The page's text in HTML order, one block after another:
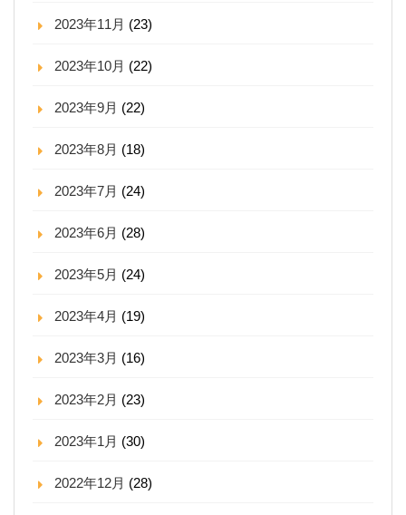
2023年11月 (23)
2023年10月 (22)
2023年9月 (22)
2023年8月 (18)
2023年7月 (24)
2023年6月 (28)
2023年5月 (24)
2023年4月 (19)
2023年3月 (16)
2023年2月 (23)
2023年1月 (30)
2022年12月 (28)